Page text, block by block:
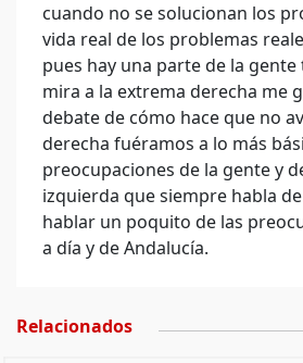
cuando no se solucionan los
vida real de los problemas
pues hay una parte de la
mira a la extrema derecha me
debate de cómo hace que no
derecha fuéramos a lo más
preocupaciones de la gente y
izquierda que siempre habla
hablar un poquito de las
a día y de Andalucía.
Relacionados